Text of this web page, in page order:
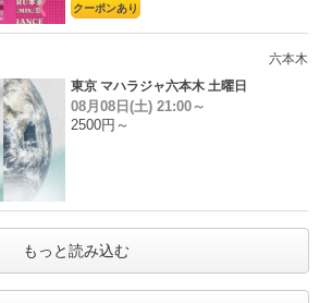
クーポンあり
六本木
東京 マハラジャ六本木 土曜日
08月08日(土) 21:00～
2500円～
もっと読み込む